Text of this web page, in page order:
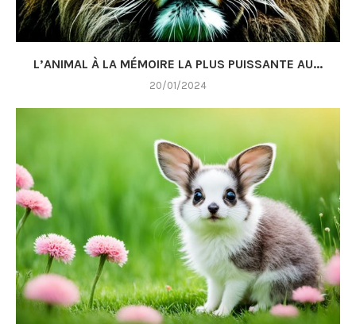
L’ANIMAL À LA MÉMOIRE LA PLUS PUISSANTE AU...
20/01/2024